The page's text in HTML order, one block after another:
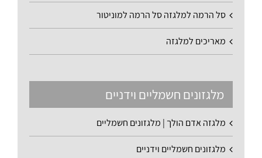
סל הרמה למלגזה סל הרמה למוניטור
מאריכים למלגזה
מלגזונים חשמליים וידניים
מלגזה אדם הולך | מלגזונים חשמליים
מלגזונים חשמליים וידניים